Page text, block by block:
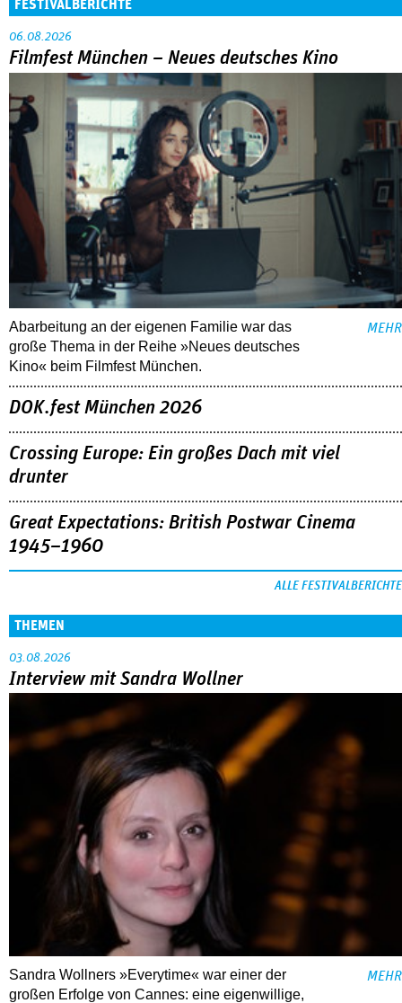
FESTIVALBERICHTE
06.08.2026
Filmfest München – Neues deutsches Kino
Abarbeitung an der eigenen Familie war das
große Thema in der Reihe »Neues deutsches
Kino« beim Filmfest München.
MEHR
DOK.fest München 2026
Crossing Europe: Ein großes Dach mit viel
drunter
Great Expectations: British Postwar Cinema
1945–1960
ALLE FESTIVALBERICHTE
THEMEN
03.08.2026
Interview mit Sandra Wollner
Sandra Wollners »Everytime« war einer der
großen Erfolge von Cannes: eine eigenwillige,
MEHR